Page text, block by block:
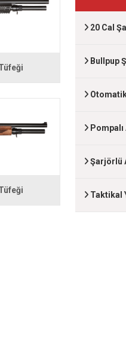
20 Cal
Bullpup
Şarjörlü
Taktikal